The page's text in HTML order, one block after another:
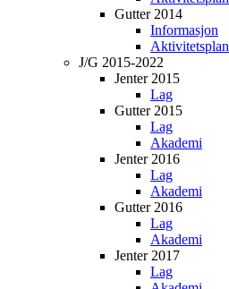
Gutter 2014
Informasjon
Aktivitetsplan
J/G 2015-2022
Jenter 2015
Lag
Gutter 2015
Lag
Akademi
Jenter 2016
Lag
Akademi
Gutter 2016
Lag
Akademi
Jenter 2017
Lag